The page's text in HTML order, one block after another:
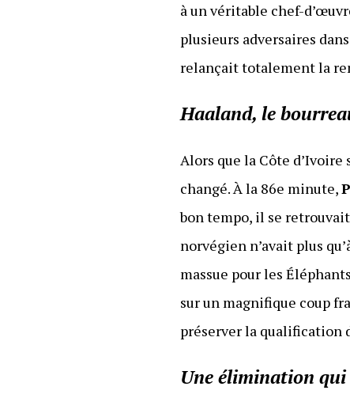
à un véritable chef-
plusieurs adversaires
relançait totalement la
Haaland, le
Alors que la Côte
changé. À la 86e minute,
bon tempo, il se
norvégien n’avait plus
massue pour les
sur un magnifique coup
préserver la qualification
Une élimination qui